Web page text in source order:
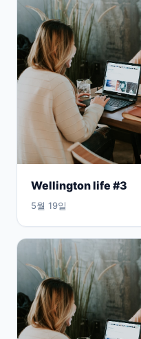
Wellington life #3
5월 19일